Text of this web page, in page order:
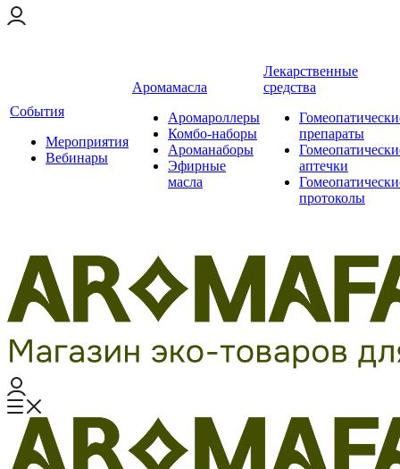
События
Мероприятия
Вебинары
Аромамасла
Аромароллеры
Комбо-наборы
Ароманаборы
Эфирные
масла
Лекарственные
средства
препараты
аптечки
протоколы